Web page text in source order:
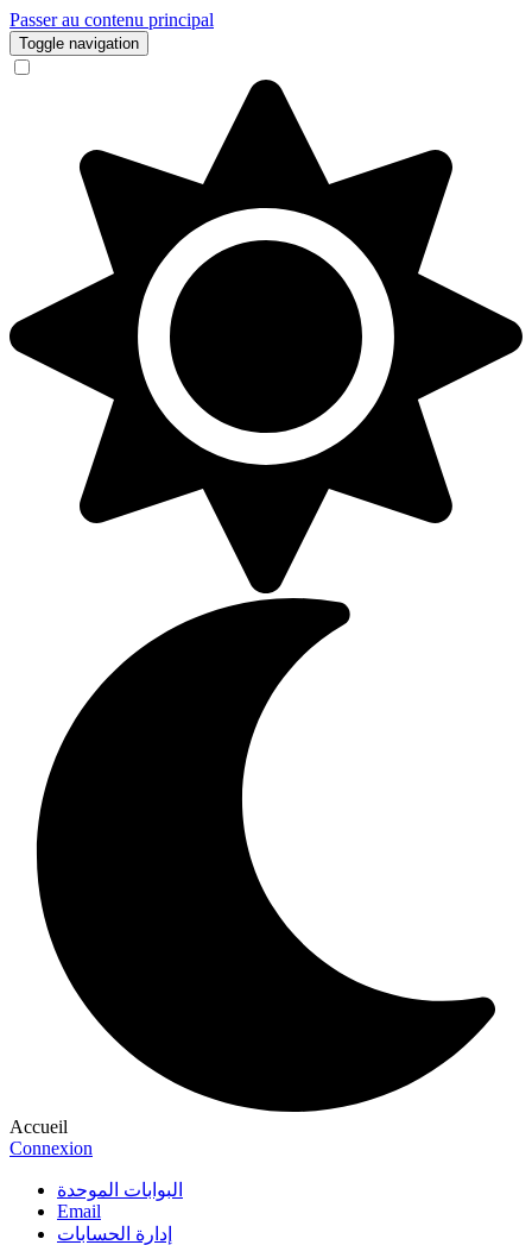
Passer au contenu principal
Toggle navigation
Accueil
Connexion
البوابات الموحدة
Email
إدارة الحسابات